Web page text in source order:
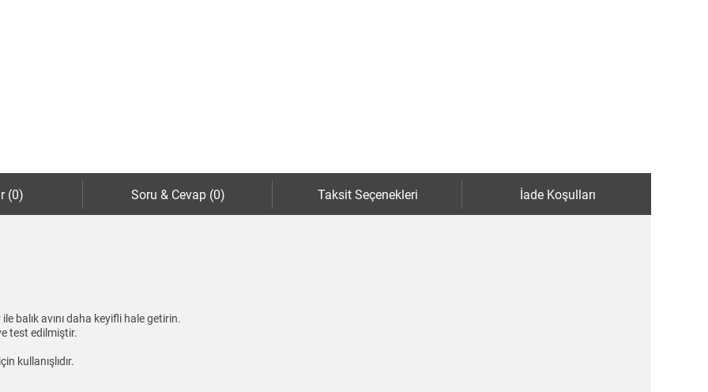
(0) Soru & Cevap (0) Taksit Seçenekleri İade Koşulları
balık avını daha keyifli hale getirin.
test edilmiştir.
kullanışlıdır.